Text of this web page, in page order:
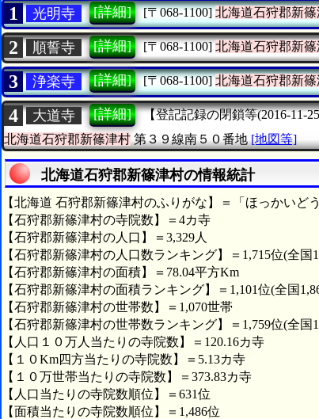
1 光明寺 [詳細] [〒068-1100] 北海道石狩郡新
2 順誓寺 [詳細] [〒068-1100] 北海道石狩郡新
3 浄楽寺 [詳細] [〒068-1100] 北海道石狩郡新
4 大道寺 [詳細] 【登記記録の閉鎖等(2016-11-
北海道石狩郡新篠津村 第３９線南５０番地 [地図等]
北海道石狩郡新篠津村の情報統計
【北海道 石狩郡新篠津村のふりがな】＝「ほっかいど
【石狩郡新篠津村の寺院数】＝4カ寺
【石狩郡新篠津村の人口】＝3,329人
【石狩郡新篠津村の人口数ランキング】＝1,715位(全国
【石狩郡新篠津村の面積】＝78.04平方Km
【石狩郡新篠津村の面積ランキング】＝1,101位(全国
【石狩郡新篠津村の世帯数】＝1,070世帯
【石狩郡新篠津村の世帯数ランキング】＝1,759位(全国
【人口１０万人当たりの寺院数】＝120.16カ寺
【１０Km四方当たりの寺院数】＝5.13カ寺
【１０万世帯当たりの寺院数】＝373.83カ寺
【人口当たりの寺院数順位】＝631位
【面積当たりの寺院数順位】＝1,486位